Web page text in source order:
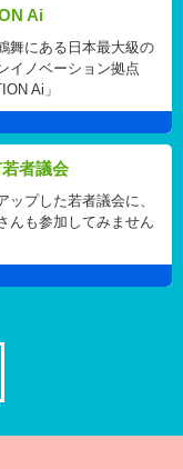
Ai
舞にある日本最大級の
イノベーション拠点
Ai」
者議会
ップした若者議会に、
んも参加してみません